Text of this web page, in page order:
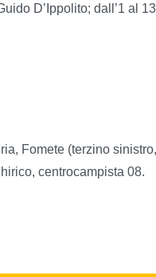
D’Ippolito; dall’1 al
Fomete (terzino
centrocampista 08.